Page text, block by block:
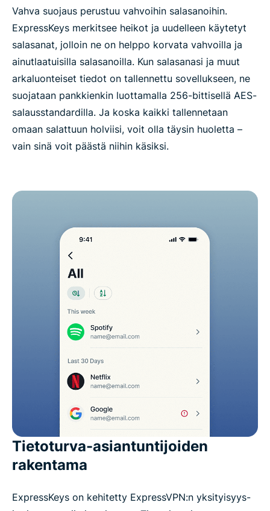
Vahva suojaus perustuu vahvoihin salasanoihin.
ExpressKeys merkitsee heikot ja uudelleen käytetyt
salasanat, jolloin ne on helppo korvata vahvoilla ja
ainutlaatuisilla salasanoilla. Kun salasanasi ja muut
arkaluonteiset tiedot on tallennettu sovellukseen, ne
suojataan pankkienkin luottamalla 256-bittisellä AES-
salausstandardilla. Ja koska kaikki tallennetaan
omaan salattuun holviisi, voit olla täysin huoletta –
vain sinä voit päästä niihin käsiksi.
Tietoturva-asiantuntijoiden
rakentama
ExpressKeys on kehitetty ExpressVPN:n yksityisyys-